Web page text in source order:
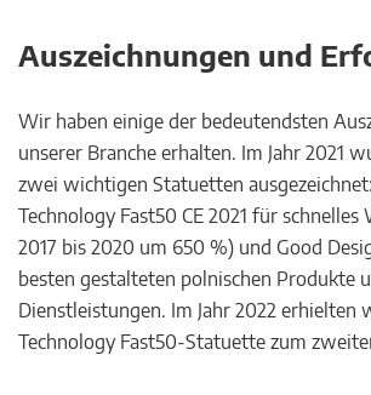
Auszeichnungen und
Wir haben einige der bedeutendsten
unserer Branche erhalten. Im Jahr 2021
zwei wichtigen Statuetten
Technology Fast50 CE 2021 für schnelles
2017 bis 2020 um 650 %) und Good
besten gestalteten polnischen Produkte
Dienstleistungen. Im Jahr 2022 erhielten
Technology Fast50-Statuette zum